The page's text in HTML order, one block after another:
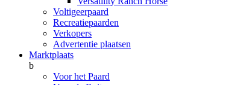
Voltigeerpaard
Recreatiepaarden
Verkopers
Advertentie plaatsen
Marktplaats
b
Voor het Paard